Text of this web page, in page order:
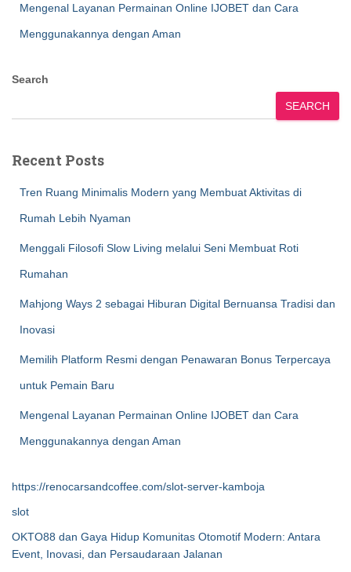
Mengenal Layanan Permainan Online IJOBET dan Cara
Menggunakannya dengan Aman
Search
SEARCH
Recent Posts
Tren Ruang Minimalis Modern yang Membuat Aktivitas di
Rumah Lebih Nyaman
Menggali Filosofi Slow Living melalui Seni Membuat Roti
Rumahan
Mahjong Ways 2 sebagai Hiburan Digital Bernuansa Tradisi dan
Inovasi
Memilih Platform Resmi dengan Penawaran Bonus Terpercaya
untuk Pemain Baru
Mengenal Layanan Permainan Online IJOBET dan Cara
Menggunakannya dengan Aman
https://renocarsandcoffee.com/slot-server-kamboja
slot
OKTO88 dan Gaya Hidup Komunitas Otomotif Modern: Antara
Event, Inovasi, dan Persaudaraan Jalanan